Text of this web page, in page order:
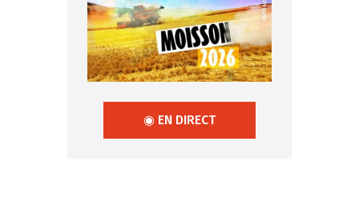
◉ EN DIRECT